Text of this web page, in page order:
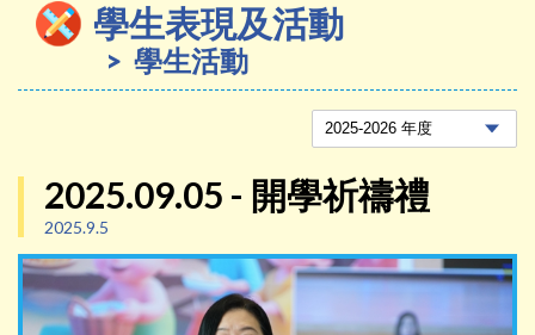
學生表現及活動
學生活動
2025.09.05 - 開學祈禱禮
2025.9.5